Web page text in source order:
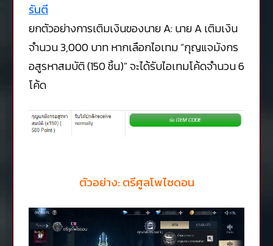
รันตี
ยกตัวอย่างการเติมเงินของนาย A: นาย A เติมเงิน
จำนวน 3,000 บาท หากเลือกไอเทม “กุญแจมังกร
อสูรหาสมบัติ (150 ชิ้น)” จะได้รับไอเทมโค้ดจำนวน 6
โค้ด
ตัวอย่าง: ตรีศูลโพไซดอน